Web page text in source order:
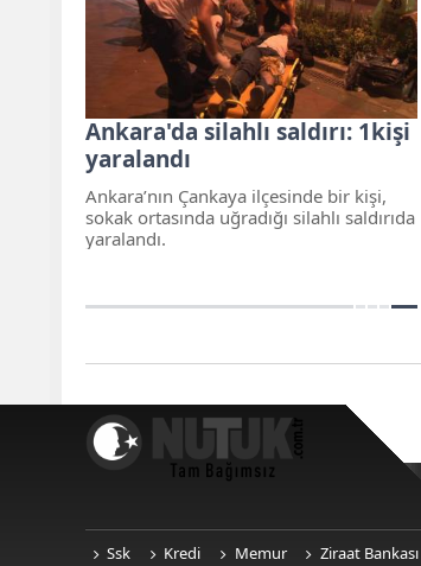
Ankara'da silahlı saldırı: 1kişi
yaralandı
Ankara’nın Çankaya ilçesinde bir kişi,
sokak ortasında uğradığı silahlı saldırıda
yaralandı.
Ssk Kredi Memur Ziraat Bankası